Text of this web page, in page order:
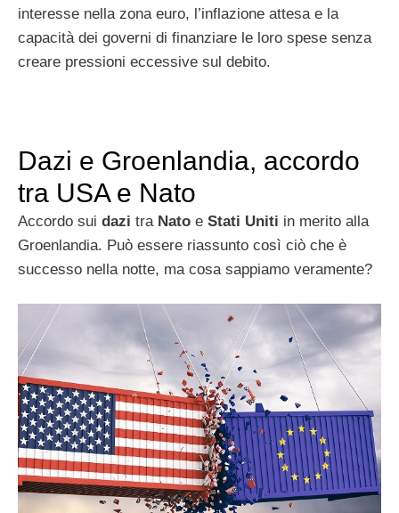
interesse nella zona euro, l’inflazione attesa e la
capacità dei governi di finanziare le loro spese senza
creare pressioni eccessive sul debito.
Dazi e Groenlandia, accordo
tra USA e Nato
Accordo sui dazi tra Nato e Stati Uniti in merito alla
Groenlandia. Può essere riassunto così ciò che è
successo nella notte, ma cosa sappiamo veramente?